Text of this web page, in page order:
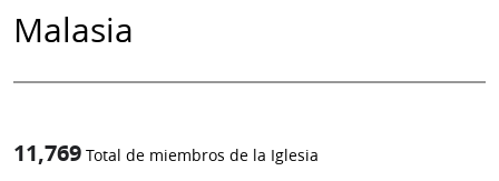
Malasia
11,769 Total de miembros de la Iglesia